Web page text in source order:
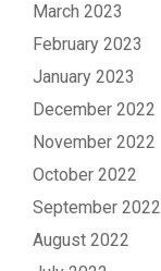
March 2023
February 2023
January 2023
December 2022
November 2022
October 2022
September 2022
August 2022